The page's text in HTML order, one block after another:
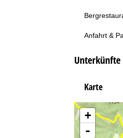
Anfahrt &
Karte
+
-